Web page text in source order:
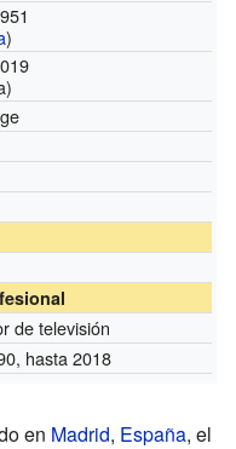
)
de televisión
hasta 2018
en Madrid, España, el